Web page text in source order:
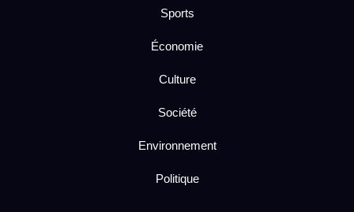
Sports
Économie
Culture
Société
Environnement
Politique